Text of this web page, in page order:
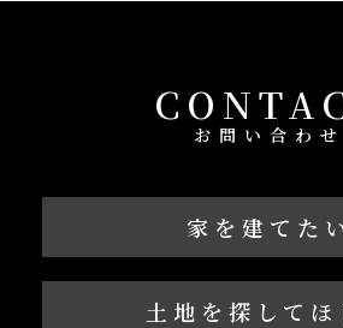
お問い合わせ
家を建てた
土地を探してほ